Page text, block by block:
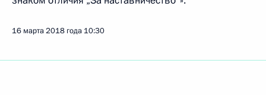
16 марта 2018 года 10:30